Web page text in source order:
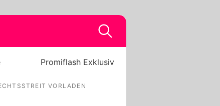
Promiflash Exklusiv
VORLADEN